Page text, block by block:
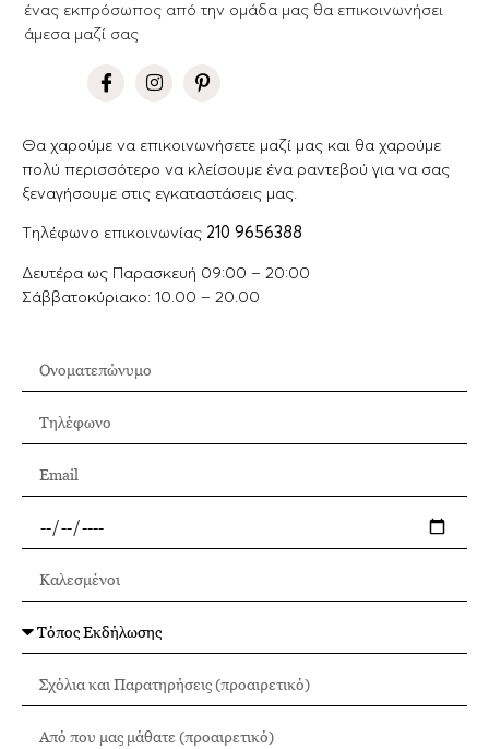
ένας εκπρόσωπος από την ομάδα μας θα επικοινωνήσει
άμεσα μαζί σας
Θα χαρούμε να επικοινωνήσετε μαζί μας και θα χαρούμε
πολύ περισσότερο να κλείσουμε ένα ραντεβού για να σας
ξεναγήσουμε στις εγκαταστάσεις μας.
Tηλέφωνο επικοινωνίας 210 9656388
Δευτέρα ως Παρασκευή 09:00 – 20:00
Σάββατοκύριακο: 10.00 – 20.00